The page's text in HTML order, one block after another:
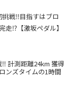
挑戦‼️目指すはブロ
走⁉️【激坂ペダル】
計測距離24km 獲得
ンズタイムの1時間